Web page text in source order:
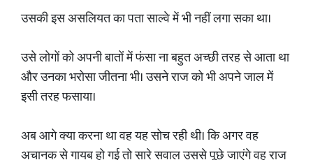
उसकी इस असलियत का पता साल्वे में भी नहीं लगा सका था।
उसे लोगों को अपनी बातों में फंसा ना बहुत अच्छी तरह से आता था
और उनका भरोसा जीतना भी। उसने राज को भी अपने जाल में
इसी तरह फसाया।
अब आगे क्या करना था वह यह सोच रही थी। कि अगर वह
अचानक से गायब हो गई तो सारे सवाल उससे पूछे जाएंगे वह राज